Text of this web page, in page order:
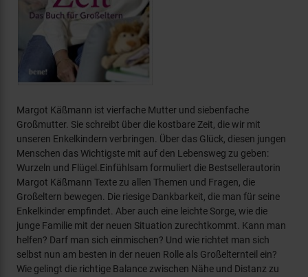
Margot Käßmann ist vierfache Mutter und siebenfache
Großmutter. Sie schreibt über die kostbare Zeit, die wir mit
unseren Enkelkindern verbringen. Über das Glück, diesen jungen
Menschen das Wichtigste mit auf den Lebensweg zu geben:
Wurzeln und Flügel.Einfühlsam formuliert die Bestsellerautorin
Margot Käßmann Texte zu allen Themen und Fragen, die
Großeltern bewegen. Die riesige Dankbarkeit, die man für seine
Enkelkinder empfindet. Aber auch eine leichte Sorge, wie die
junge Familie mit der neuen Situation zurechtkommt. Kann man
helfen? Darf man sich einmischen? Und wie richtet man sich
selbst nun am besten in der neuen Rolle als Großelternteil ein?
Wie gelingt die richtige Balance zwischen Nähe und Distanz zu